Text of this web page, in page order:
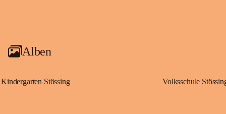
Alben
Kindergarten Stössing Volksschule